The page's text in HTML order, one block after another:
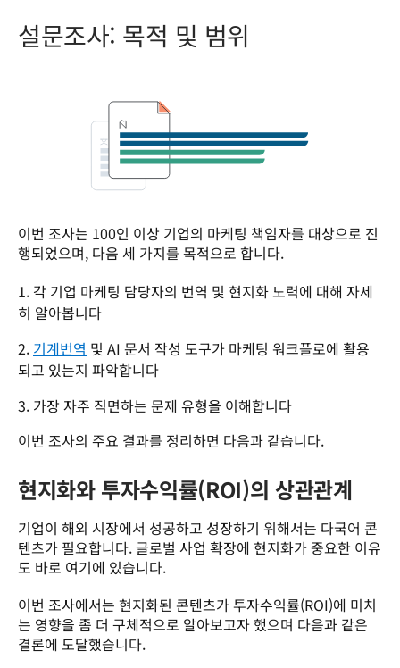
설문조사: 목적 및 범위
이번 조사는 100인 이상 기업의 마케팅 책임자를 대상으로 진
행되었으며, 다음 세 가지를 목적으로 합니다.
각 기업 마케팅 담당자의 번역 및 현지화 노력에 대해 자세
히 알아봅니다
기계번역 및 AI 문서 작성 도구가 마케팅 워크플로에 활용
되고 있는지 파악합니다
가장 자주 직면하는 문제 유형을 이해합니다
이번 조사의 주요 결과를 정리하면 다음과 같습니다.
현지화와 투자수익률(ROI)의 상관관계
기업이 해외 시장에서 성공하고 성장하기 위해서는 다국어 콘
텐츠가 필요합니다. 글로벌 사업 확장에 현지화가 중요한 이유
도 바로 여기에 있습니다.
이번 조사에서는 현지화된 콘텐츠가 투자수익률(ROI)에 미치
는 영향을 좀 더 구체적으로 알아보고자 했으며 다음과 같은
결론에 도달했습니다.